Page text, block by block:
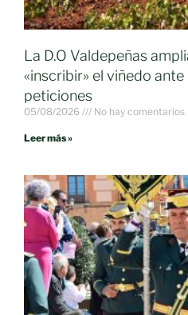
La D.O Valdepeñas
«inscribir» el viñedo
peticiones
05/08/2026 No hay comentarios
Leer más »